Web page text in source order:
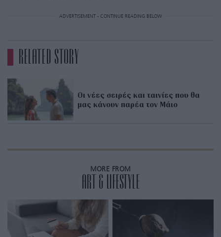
ADVERTISEMENT - CONTINUE READING BELOW
RELATED STORY
Οι νέες σειρές και ταινίες που θα
μας κάνουν παρέα τον Μάιο
MORE FROM
ART & LIFESTYLE